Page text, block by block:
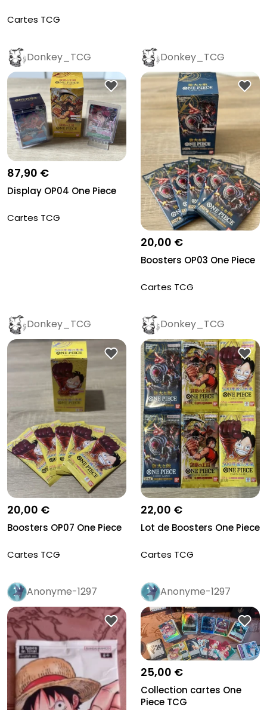
Cartes TCG
Donkey_TCG
87,90 €
Display OP04 One Piece
Cartes TCG
Donkey_TCG
20,00 €
Boosters OP03 One Piece
Cartes TCG
Donkey_TCG
20,00 €
Boosters OP07 One Piece
Cartes TCG
Donkey_TCG
22,00 €
Lot de Boosters One Piece
Cartes TCG
Anonyme-1297 Anonyme-1297
25,00 €
Collection cartes One
Piece TCG